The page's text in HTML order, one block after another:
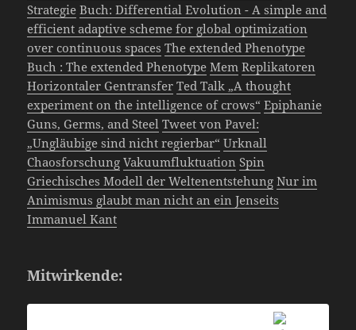
Strategie Buch: Differential Evolution - A simple and
efficient adaptive scheme for global optimization
over continuous spaces The extended Phenotype
Buch : The extended Phenotype Mem Replikatoren
Horizontaler Gentransfer Ted Talk „A thought
experiment on the intelligence of crows“ Epiphanie
Guns, Germs, and Steel Tweet von Pavel:
„Ungläubige sind nicht regierbar“ Urknall
Chaosforschung Vakuumfluktuation Spin
Griechisches Modell der Weltenentstehung Nur im
Animismus glaubt man nicht an ein Jenseits
Immanuel Kant
Mitwirkende: